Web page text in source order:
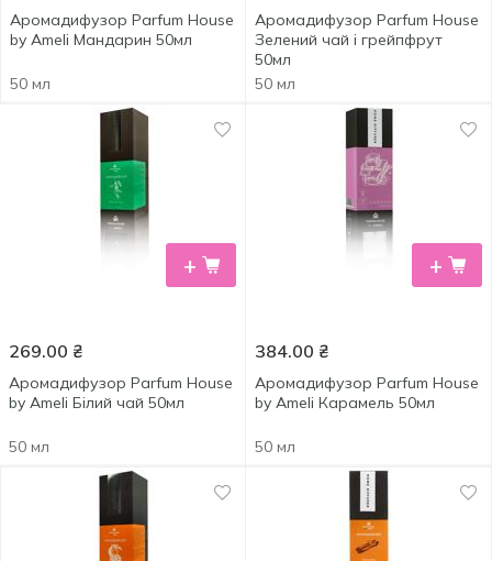
Аромадифузор Parfum House
by Ameli Мандарин 50мл
50 мл
Аромадифузор Parfum House
Зелений чай і грейпфрут
50мл
50 мл
+
269.00 ₴
Аромадифузор Parfum House
by Ameli Білий чай 50мл
50 мл
+
384.00 ₴
Аромадифузор Parfum House
by Ameli Карамель 50мл
50 мл